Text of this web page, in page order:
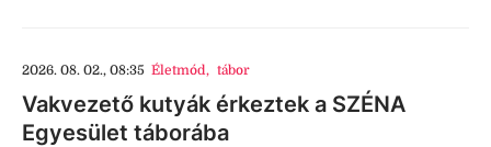
2026. 08. 02., 08:35 Életmód, tábor
Vakvezető kutyák érkeztek a SZÉNA
Egyesület táborába